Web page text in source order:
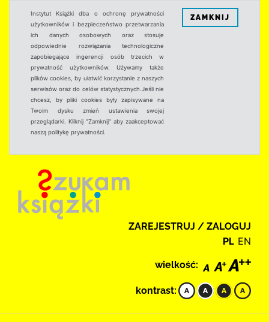
Instytut Książki dba o ochronę prywatności
użytkowników i bezpieczeństwo przetwarzania
ich danych osobowych oraz stosuje
odpowiednie rozwiązania technologiczne
zapobiegające ingerencji osób trzecich w
prywatność użytkowników. Używamy także
plików cookies, by ułatwić korzystanie z naszych
serwisów oraz do celów statystycznych.Jeśli nie
chcesz, by pliki cookies były zapisywane na
Twoim dysku zmień ustawienia swojej
przeglądarki. Kliknij "Zamknij" aby zaakceptować
naszą politykę prywatności.
ZAMKNIJ
ZAREJESTRUJ / ZALOGUJ
PL EN
wielkość:
kontrast: